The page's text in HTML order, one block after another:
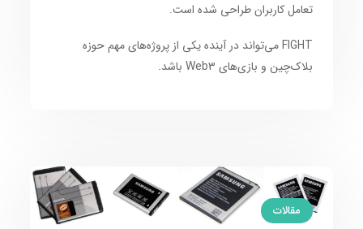
تعامل کاربران طراحی شده است.
FIGHT می‌تواند در آینده یکی از پروژه‌های مهم حوزه
بلاک‌چین و بازی‌های Web3 باشد.
مقالات